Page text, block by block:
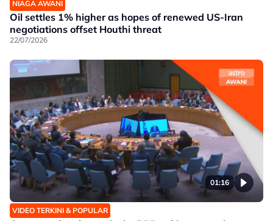
NIAGA AWANI
Oil settles 1% higher as hopes of renewed US-Iran
negotiations offset Houthi threat
22/07/2026
01:16
VIDEO TERKINI & POPULAR